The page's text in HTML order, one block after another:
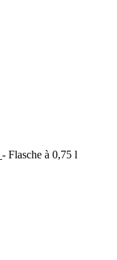
- Flasche à 0,75 l